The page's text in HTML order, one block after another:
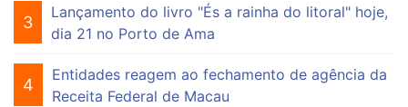
3
Lançamento do livro "És a rainha do litoral" hoje,
dia 21 no Porto de Ama
4
Entidades reagem ao fechamento de agência da
Receita Federal de Macau